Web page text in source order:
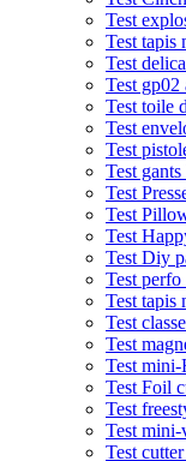
Test
Test tapis
Test
Test gp02
Test toile
Test
Test
Test
Test
Test
Test
Test Diy
Test
Test tapis
Test
Test
Test
Test Foil
Test
Test mini-
Test